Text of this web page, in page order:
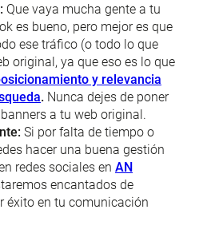
: Que vaya mucha gente a tu
es bueno, pero mejor es que
ese tráfico (o todo lo que
original, ya que eso es lo que
y relevancia
. Nunca dejes de poner
a tu web original.
Si por falta de tiempo o
hacer una buena gestión
redes sociales en AN
encantados de
éxito en tu comunicación